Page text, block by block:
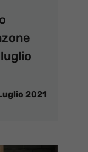
2021